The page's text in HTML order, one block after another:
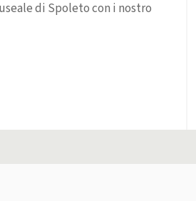
di Spoleto con i nostro